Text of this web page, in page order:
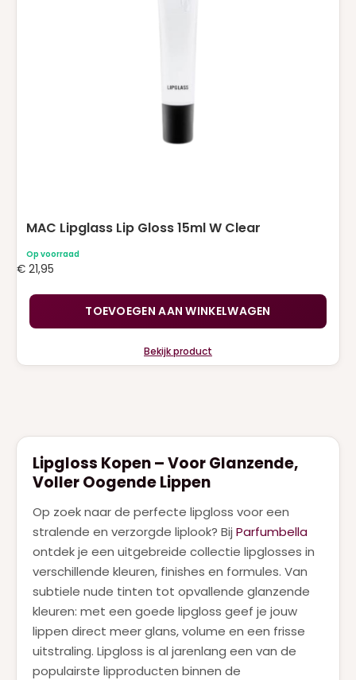
MAC Lipglass Lip Gloss 15ml W Clear
Op voorraad
€ 21,95
TOEVOEGEN AAN WINKELWAGEN
Bekijk product
Lipgloss Kopen – Voor Glanzende,
Voller Oogende Lippen
Op zoek naar de perfecte lipgloss voor een
stralende en verzorgde liplook? Bij Parfumbella
ontdek je een uitgebreide collectie lipglosses in
verschillende kleuren, finishes en formules. Van
subtiele nude tinten tot opvallende glanzende
kleuren: met een goede lipgloss geef je jouw
lippen direct meer glans, volume en een frisse
uitstraling. Lipgloss is al jarenlang een van de
populairste lipproducten binnen de